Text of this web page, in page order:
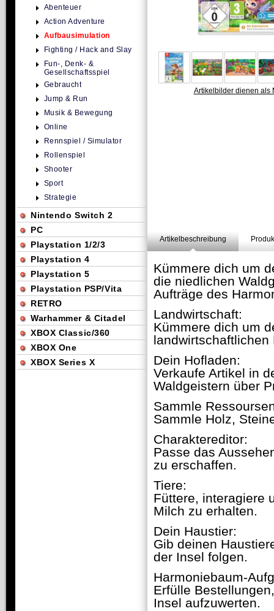
Artikelbilder dienen als
Artikelbeschreibung
Kümmere dich um
die niedlichen
Aufträge des
Landwirtschaft:
Kümmere dich um
landwirtschaftlichen
Dein Hofladen:
Verkaufe Artikel in
Waldgeistern über
Sammle
Sammle Holz,
Charaktereditor:
Passe das
zu erschaffen.
Tiere:
Füttere, interagiere
Milch zu erhalten.
Dein Haustier:
Gib deinen
der Insel folgen.
Harmoniebaum-
Erfülle
Insel aufzuwerten.
Abenteuer
Action Adventure
Aufbausimulation
Fighting / Hack and Slay
Fun-, Denk- &
Gesellschaftsspiel
Gebraucht
Jump & Run
Musik & Bewegung
Online
Rennspiel / Simulator
Rollenspiel
Shooter
Sport
Strategie
Nintendo Switch 2
PC
Playstation 1/2/3
Playstation 4
Playstation 5
Playstation PSP/Vita
RETRO
Warhammer & Citadel
XBOX Classic/360
XBOX One
XBOX Series X